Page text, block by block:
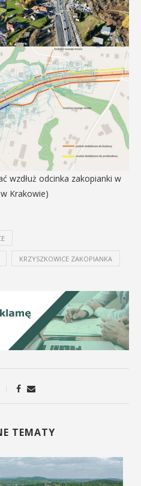
wzdłuż odcinka zakopianki w
Krakowie)
KRZYSZKOWICE ZAKOPIANKA
TEMATY